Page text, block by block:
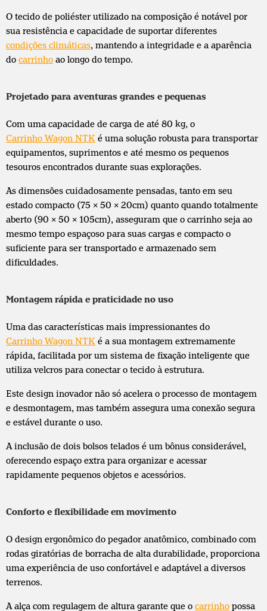
O tecido de poliéster utilizado na composição é notável por
sua resistência e capacidade de suportar diferentes
condições climáticas, mantendo a integridade e a aparência
do carrinho ao longo do tempo.
Projetado para aventuras grandes e pequenas
Com uma capacidade de carga de até 80 kg, o
Carrinho Wagon NTK é uma solução robusta para transportar
equipamentos, suprimentos e até mesmo os pequenos
tesouros encontrados durante suas explorações.
As dimensões cuidadosamente pensadas, tanto em seu
estado compacto (75 x 50 x 20cm) quanto quando totalmente
aberto (90 x 50 x 105cm), asseguram que o carrinho seja ao
mesmo tempo espaçoso para suas cargas e compacto o
suficiente para ser transportado e armazenado sem
dificuldades.
Montagem rápida e praticidade no uso
Uma das características mais impressionantes do
Carrinho Wagon NTK é a sua montagem extremamente
rápida, facilitada por um sistema de fixação inteligente que
utiliza velcros para conectar o tecido à estrutura.
Este design inovador não só acelera o processo de montagem
e desmontagem, mas também assegura uma conexão segura
e estável durante o uso.
A inclusão de dois bolsos telados é um bônus considerável,
oferecendo espaço extra para organizar e acessar
rapidamente pequenos objetos e acessórios.
Conforto e flexibilidade em movimento
O design ergonômico do pegador anatômico, combinado com
rodas giratórias de borracha de alta durabilidade, proporciona
uma experiência de uso confortável e adaptável a diversos
terrenos.
A alça com regulagem de altura garante que o carrinho possa